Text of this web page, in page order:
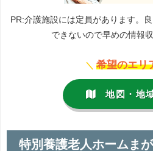
PR:介護施設には定員があります。
できないので早めの情報
＼ 希望のエリ
地図・地
特別養護老人ホームま